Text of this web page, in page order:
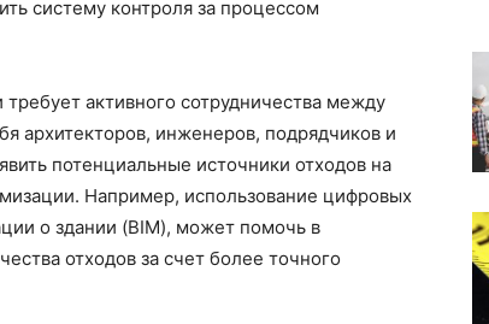
систему контроля за процессом
активного сотрудничества между
архитекторов, инженеров, подрядчиков и
потенциальные источники отходов на
Например, использование цифровых
о здании (BIM), может помочь в
отходов за счет более точного